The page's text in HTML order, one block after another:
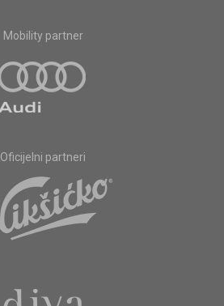
Mobility partner
Oficijelni partneri